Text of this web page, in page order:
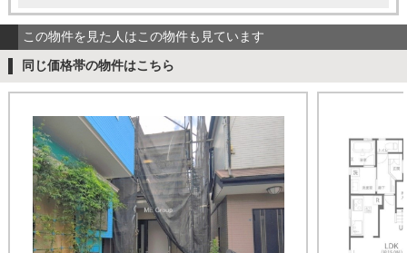
この物件を見た人はこの物件も見ています
同じ価格帯の物件はこちら